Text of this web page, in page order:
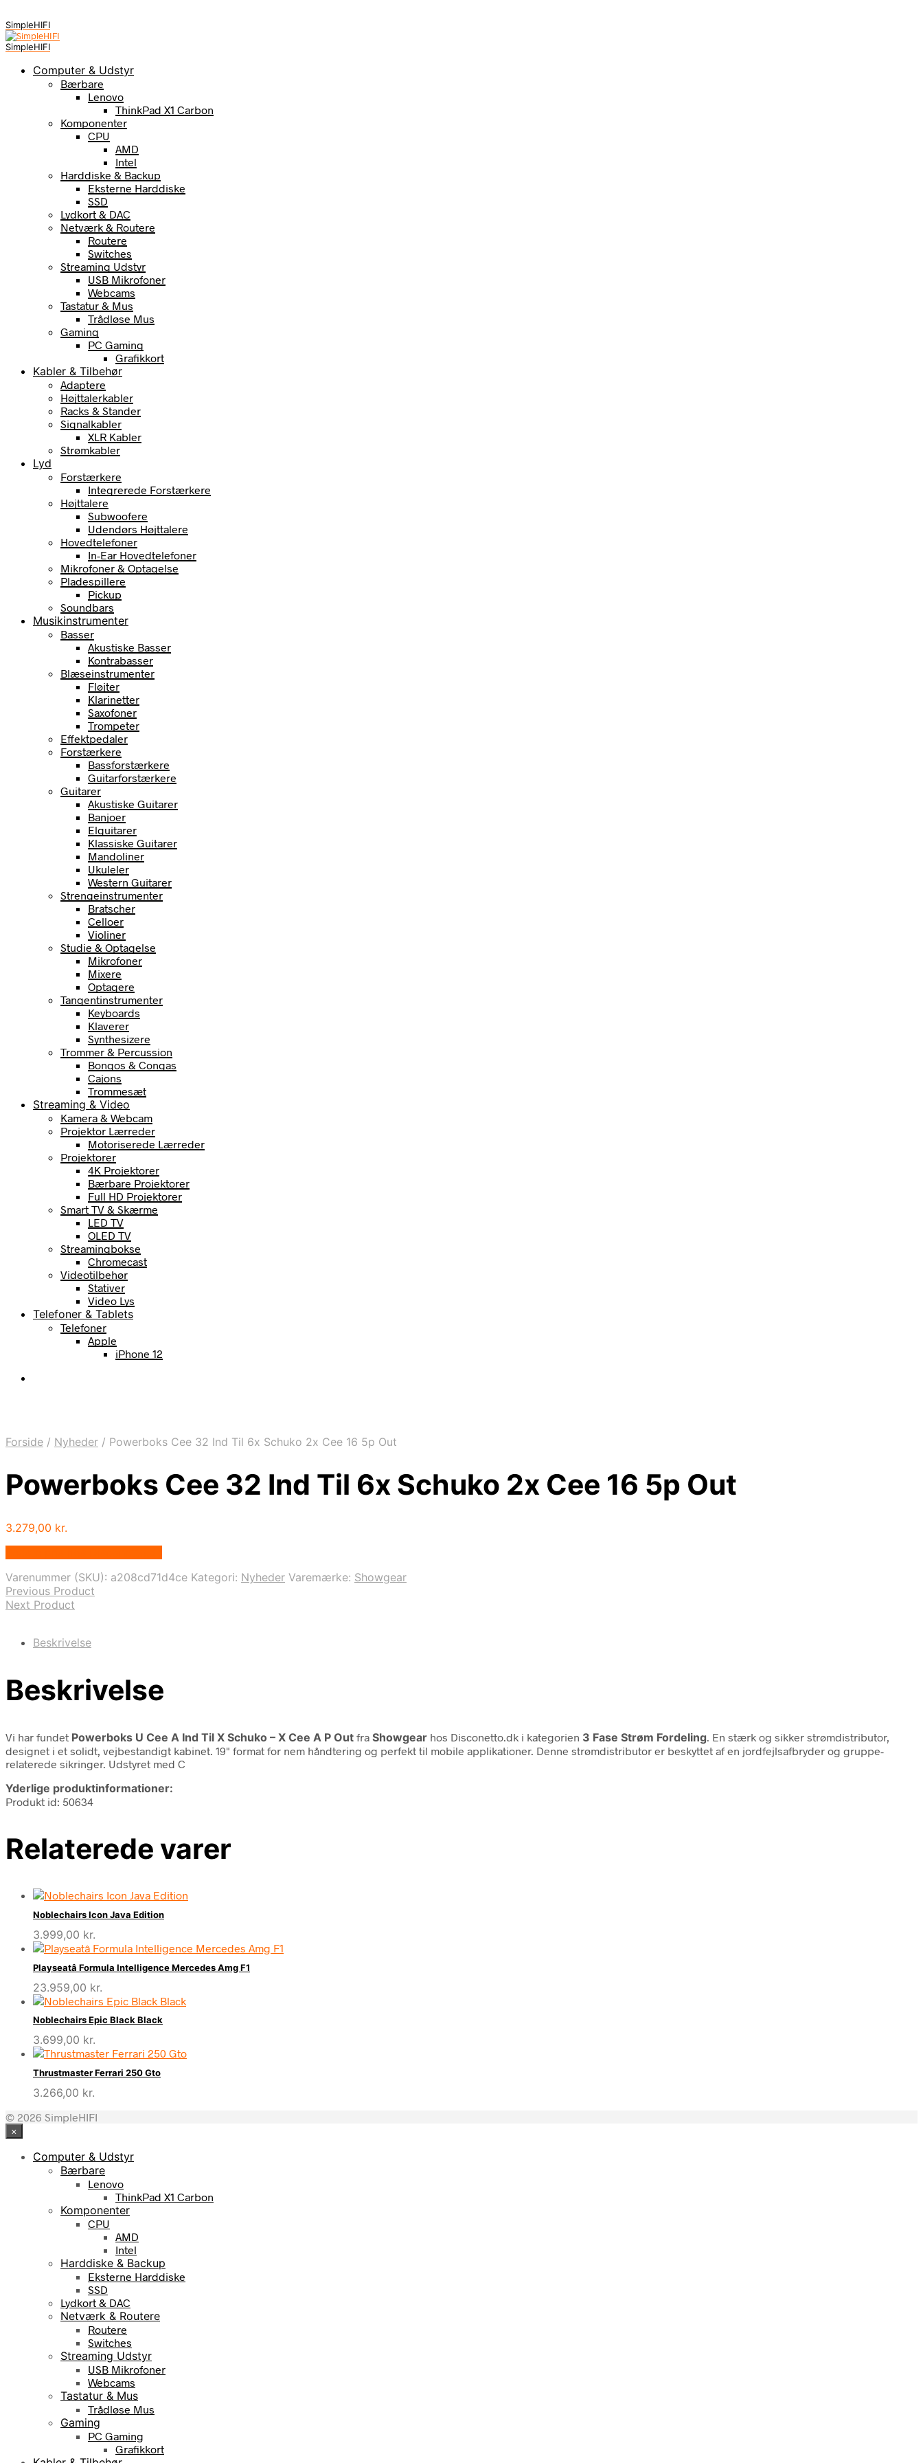
SimpleHIFI
SimpleHIFI
Computer & Udstyr
Bærbare
Lenovo
ThinkPad X1 Carbon
Komponenter
CPU
AMD
Intel
Harddiske & Backup
Eksterne Harddiske
SSD
Lydkort & DAC
Netværk & Routere
Routere
Switches
Streaming Udstyr
USB Mikrofoner
Webcams
Tastatur & Mus
Trådløse Mus
Gaming
PC Gaming
Grafikkort
Kabler & Tilbehør
Adaptere
Højttalerkabler
Racks & Stander
Signalkabler
XLR Kabler
Strømkabler
Lyd
Forstærkere
Integrerede Forstærkere
Højttalere
Subwoofere
Udendørs Højttalere
Hovedtelefoner
In-Ear Hovedtelefoner
Mikrofoner & Optagelse
Pladespillere
Pickup
Soundbars
Musikinstrumenter
Basser
Akustiske Basser
Kontrabasser
Blæseinstrumenter
Fløjter
Klarinetter
Saxofoner
Trompeter
Effektpedaler
Forstærkere
Bassforstærkere
Guitarforstærkere
Guitarer
Akustiske Guitarer
Banjoer
Elguitarer
Klassiske Guitarer
Mandoliner
Ukuleler
Western Guitarer
Strengeinstrumenter
Bratscher
Celloer
Violiner
Studie & Optagelse
Mikrofoner
Mixere
Optagere
Tangentinstrumenter
Keyboards
Klaverer
Synthesizere
Trommer & Percussion
Bongos & Congas
Cajons
Trommesæt
Streaming & Video
Kamera & Webcam
Projektor Lærreder
Motoriserede Lærreder
Projektorer
4K Projektorer
Bærbare Projektorer
Full HD Projektorer
Smart TV & Skærme
LED TV
OLED TV
Streamingbokse
Chromecast
Videotilbehør
Stativer
Video Lys
Telefoner & Tablets
Telefoner
Apple
iPhone 12
Forside / Nyheder / Powerboks Cee 32 Ind Til 6x Schuko 2x Cee 16 5p Out
Powerboks Cee 32 Ind Til 6x Schuko 2x Cee 16 5p Out
3.279,00 kr.
Varenummer (SKU): a208cd71d4ce Kategori: Nyheder Varemærke: Showgear
Previous Product
Next Product
Beskrivelse
Beskrivelse
Vi har fundet Powerboks U Cee A Ind Til X Schuko – X Cee A P Out fra Showgear hos Disconetto.dk i kategorien 3 Fase Strøm Fordeling . En stærk og sikker strømdistributor,
designet i et solidt, vejbestandigt kabinet. 19" format for nem håndtering og perfekt til mobile applikationer. Denne strømdistributor er beskyttet af en jordfejlsafbryder og gruppe-
relaterede sikringer. Udstyret med C
Yderlige produktinformationer:
Produkt id: 50634
Relaterede varer
Noblechairs Icon Java Edition
3.999,00 kr.
Playseatâ Formula Intelligence Mercedes Amg F1
23.959,00 kr.
Noblechairs Epic Black Black
3.699,00 kr.
Thrustmaster Ferrari 250 Gto
3.266,00 kr.
© 2026 SimpleHIFI
×
Computer & Udstyr
Bærbare
Lenovo
ThinkPad X1 Carbon
Komponenter
CPU
AMD
Intel
Harddiske & Backup
Eksterne Harddiske
SSD
Lydkort & DAC
Netværk & Routere
Routere
Switches
Streaming Udstyr
USB Mikrofoner
Webcams
Tastatur & Mus
Trådløse Mus
Gaming
PC Gaming
Grafikkort